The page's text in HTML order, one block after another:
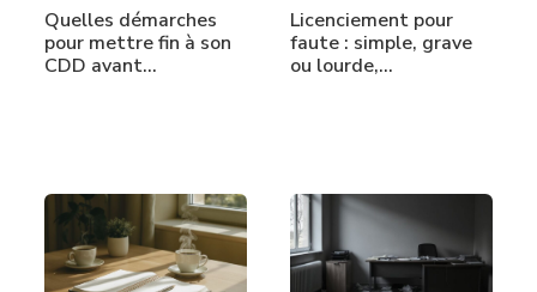
Quelles démarches
pour mettre fin à son
CDD avant…
Licenciement pour
faute : simple, grave
ou lourde,…